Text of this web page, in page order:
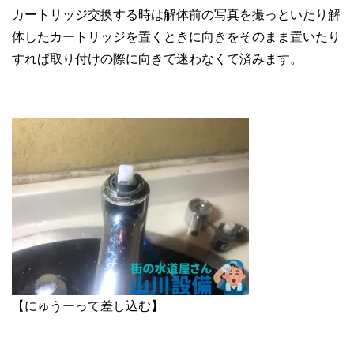
カートリッジ交換する時は解体前の写真を撮っといたり解
体したカートリッジを置くときに向きをそのまま置いたり
すれば取り付けの際に向きで迷わなくて済みます。
【にゅうーって差し込む】